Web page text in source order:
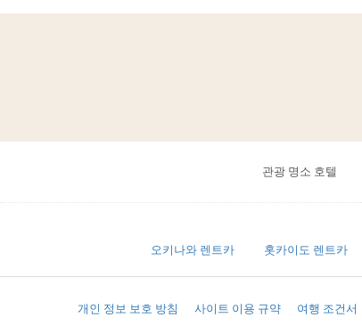
관광 명소 호텔
오키나와 렌트카
홋카이도 렌트카
개인 정보 보호 방침 사이트 이용 규약 여행 조건서